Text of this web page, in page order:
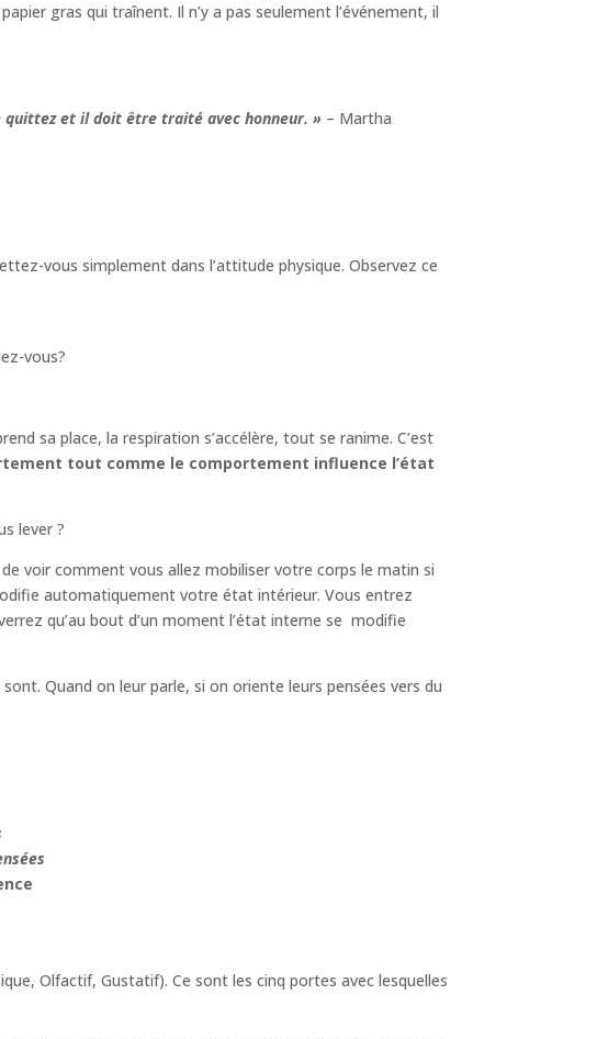
gras qui traînent. Il n’y a pas seulement l’événement, il
quittez et il doit être traité avec honneur. » – Martha
vous simplement dans l’attitude physique. Observez ce
vous?
sa place, la respiration s’accélère, tout se ranime. C’est
tout comme le comportement influence l’état
lever ?
voir comment vous allez mobiliser votre corps le matin si
automatiquement votre état intérieur. Vous entrez
qu’au bout d’un moment l’état interne se modifie
Quand on leur parle, si on oriente leurs pensées vers du
Olfactif, Gustatif). Ce sont les cinq portes avec lesquelles